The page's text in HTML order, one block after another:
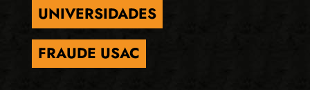
UNIVERSIDADES
FRAUDE USAC